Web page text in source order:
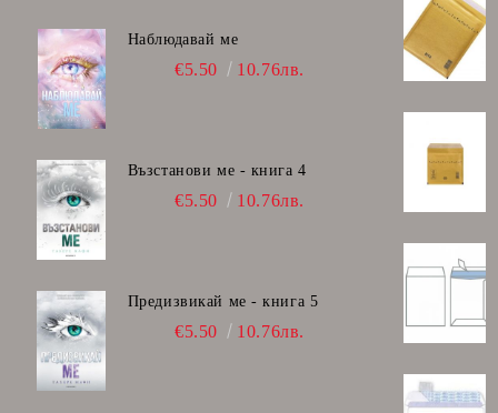
Наблюдавай ме
€5.50 10.76лв.
Възстанови ме - книга 4
€5.50 10.76лв.
Предизвикай ме - книга 5
€5.50 10.76лв.